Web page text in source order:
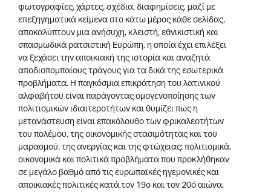
φωτογραφίες, χάρτες, σχέδια, διαφημίσεις, μαζί με
επεξηγηματικά κείμενα στο κάτω μέρος κάθε σελίδας,
αποκαλύπτουν μια ανήσυχη, κλειστή, εθνικιστική και
σπασμωδικά ρατσιστική Ευρώπη, η οποία έχει επιλέξει
να ξεχάσει την αποικιακή της ιστορία και αναζητά
αποδιοπομπαίους τράγους για τα δικά της εσωτερικά
προβλήματα. Η παγκόσμια επικράτηση του λατινικού
αλφαβήτου είναι παράγοντας ομογενοποίησης των
πολιτισμικών ιδιαιτεροτήτων και θυμίζει πως η
μετανάστευση είναι επακόλουθο των φρικαλεοτήτων
του πολέμου, της οικονομικής στασιμότητας και του
μαρασμού, της ανεργίας και της φτώχειας: πολιτισμικά,
οικονομικά και πολιτικά προβλήματα που προκλήθηκαν
σε μεγάλο βαθμό από τις ευρωπαϊκές ηγεμονικές και
αποικιακές πολιτικές κατά τον 19ο και τον 20ό αιώνα.